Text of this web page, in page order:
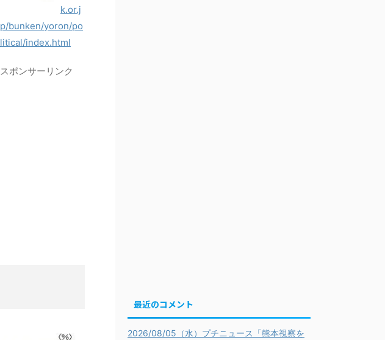
k.or.j
p/bunken/yoron/po
litical/index.html
スポンサーリンク
最近のコメント
2026/08/05（水）プチニュース「熊本視察を